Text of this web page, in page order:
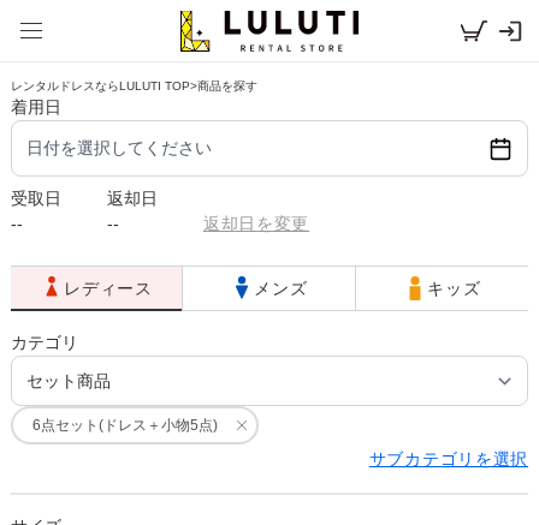
レンタルドレスならLULUTI TOP>商品を探す
着用日
日付を選択してください
受取日
--
返却日
--
返却日を変更
レディース メンズ キッズ
カテゴリ
6点セット(ドレス＋小物5点)
サブカテゴリを選択